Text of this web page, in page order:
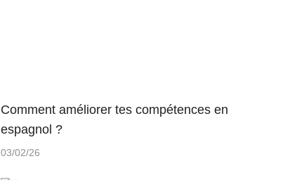
Comment améliorer tes compétences en
espagnol ?
03/02/26